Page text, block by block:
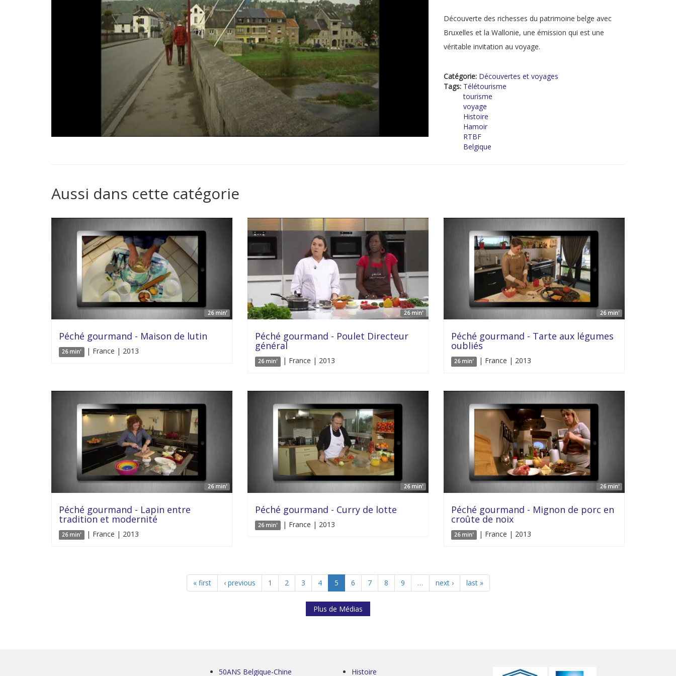
Découverte des richesses du patrimoine belge avec
Bruxelles et la Wallonie, une émission qui est une
véritable invitation au voyage.
Catégorie: Découvertes et voyages
Tags: Télétourisme
tourisme
voyage
Histoire
Hamoir
RTBF
Belgique
Aussi dans cette catégorie
26 min'
Péché gourmand - Maison de lutin
26 min' | France | 2013
26 min'
Péché gourmand - Poulet Directeur
général
26 min' | France | 2013
26 min'
Péché gourmand - Tarte aux légumes
oubliés
26 min' | France | 2013
26 min'
Péché gourmand - Lapin entre
tradition et modernité
26 min' | France | 2013
26 min'
Péché gourmand - Curry de lotte
26 min' | France | 2013
26 min'
Péché gourmand - Mignon de porc en
croûte de noix
26 min' | France | 2013
« first ‹ previous 1 2 3 4 5 6 7 8 9 … next › last »
Plus de Médias
50ANS Belgique-Chine Histoire